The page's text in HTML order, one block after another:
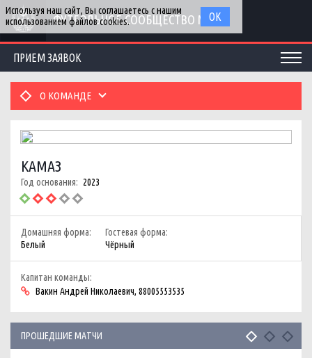
ФУТБОЛЬНОЕ СООБЩЕСТВО МГУ
ПРИЕМ ЗАЯВОК
О КОМАНДЕ
КАМАЗ
Год основания: 2023
Домашняя форма:
Белый
Гостевая форма:
Чёрный
Капитан команды:
Вакин Андрей Николаевич, 88005553535
ПРОШЕДШИЕ МАТЧИ
Используя наш сайт, Вы соглашаетесь с нашим
использованием файлов cookies.
ОК